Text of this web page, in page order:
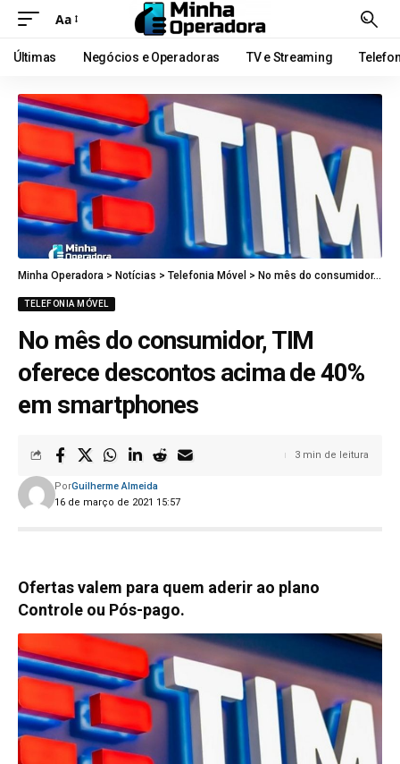
Aa
Últimas Negócios e Operadoras TV e Streaming
Minha Operadora > Notícias > Telefonia Móvel > No mês do consumidor, TIM oferece descontos acima de 40% em smartphones
TELEFONIA MÓVEL
No mês do consumidor, TIM
oferece descontos acima de 40%
em smartphones
16 de março de 2021 15:57
PorGuilherme Almeida
3 min de leitura
Ofertas valem para quem aderir ao plano
Controle ou Pós-pago.